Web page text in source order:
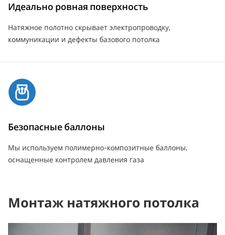
Идеально ровная поверхность
Натяжное полотно скрывает электропроводку,
коммуникации и дефекты базового потолка
Безопасные баллоны
Мы используем полимерно-композитные баллоны,
оснащенные контролем давления газа
Монтаж натяжного потолка